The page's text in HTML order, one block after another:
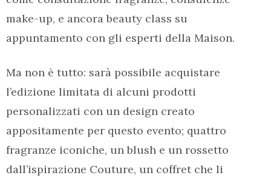
make-up, e ancora beauty class su
appuntamento con gli esperti della Maison.
Ma non è tutto: sarà possibile acquistare
l’edizione limitata di alcuni prodotti
personalizzati con un design creato
appositamente per questo evento; quattro
fragranze iconiche, un blush e un rossetto
dall’ispirazione Couture, un coffret che li